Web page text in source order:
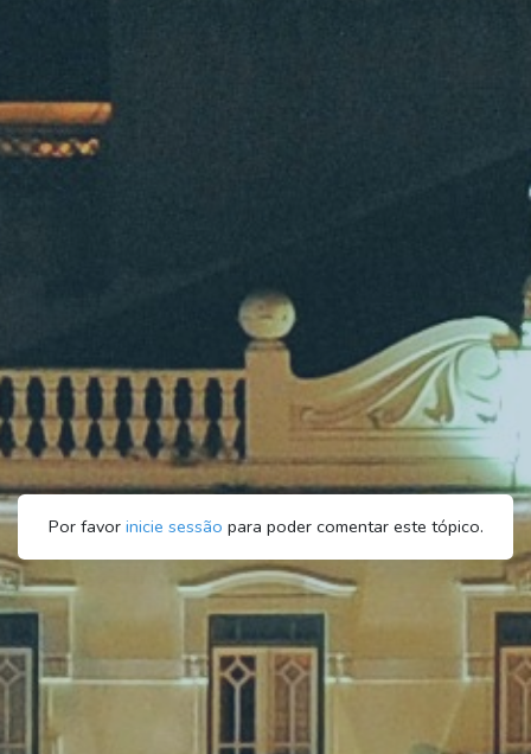
Por favor inicie sessão para poder comentar este tópico.